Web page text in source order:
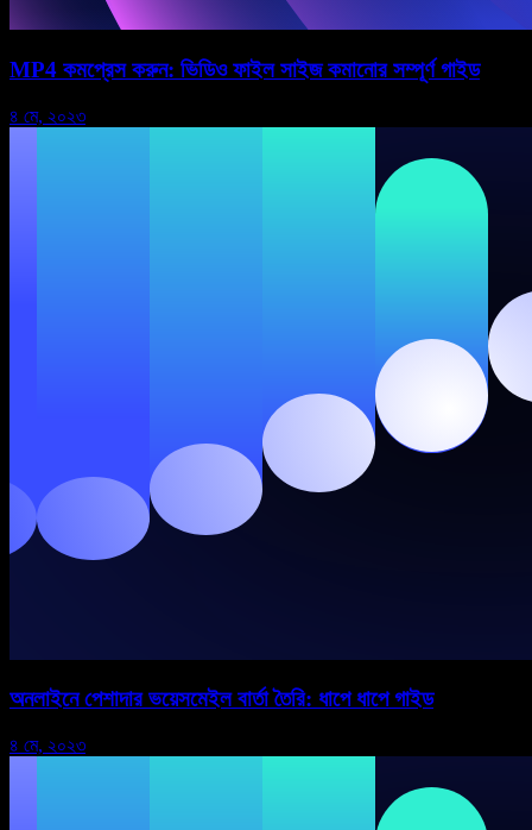
MP4 কমপ্রেস করুন: ভিডিও ফাইল সাইজ কমানোর সম্পূর্ণ গাইড
৪ মে, ২০২৩
অনলাইনে পেশাদার ভয়েসমেইল বার্তা তৈরি: ধাপে ধাপে গাইড
৪ মে, ২০২৩